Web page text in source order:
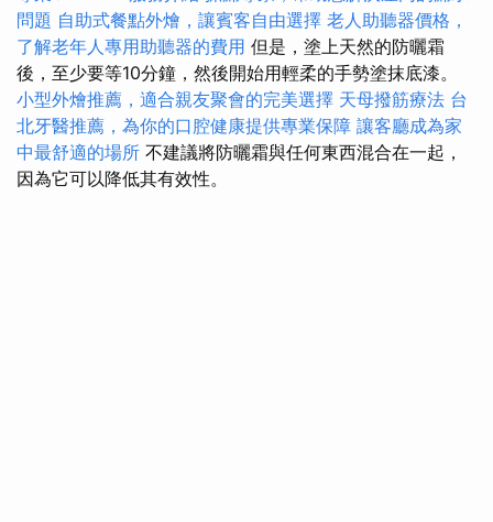
問題 自助式餐點外燴，讓賓客自由選擇 老人助聽器價格，
了解老年人專用助聽器的費用 但是，塗上天然的防曬霜
後，至少要等10分鐘，然後開始用輕柔的手勢塗抹底漆。
小型外燴推薦，適合親友聚會的完美選擇 天母撥筋療法 台
北牙醫推薦，為你的口腔健康提供專業保障 讓客廳成為家
中最舒適的場所 不建議將防曬霜與任何東西混合在一起，
因為它可以降低其有效性。